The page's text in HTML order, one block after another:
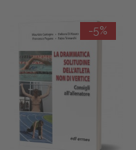
-5%